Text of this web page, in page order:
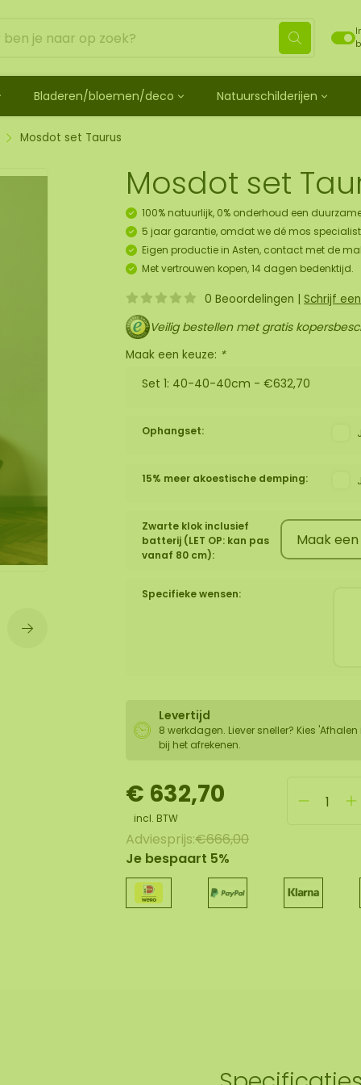
Mosdots [TIP]
Mosdot Cuatro
Mosdot set
hanger pakket
Los mos behandeld
Bolmos
Fluff mos
ECO mos [Budget]
Bladeren/bloemen/deco
bladeren
Natuurschilderijen
Mosdot set Taurus
Mosdot set
100% natuurlijk, 0% onderhoud een
5 jaar garantie, omdat we dé mos
Eigen productie in Asten, contact met de
Met vertrouwen kopen, 14 dagen bedenktijd.
0 Beoordelingen | Schrijf
Veilig bestellen met gratis
Maak een keuze: *
Set 1: 40-40-40cm - €632,70
Ophangset:
15% meer akoestische demping:
Zwarte klok inclusief
batterij (LET OP: kan pas
vanaf 80 cm):
Specifieke wensen:
Levertijd
8 werkdagen. Liever sneller? Kies 'Afhalen
bij het afrekenen.
€ 632,70
incl. BTW
Adviesprijs:€666,00
Je bespaart 5%